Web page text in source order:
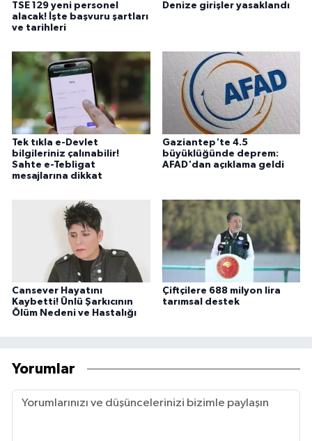
TSE 129 yeni personel
alacak! İşte başvuru şartları
ve tarihleri
Denize girişler yasaklandı
Tek tıkla e-Devlet
bilgileriniz çalınabilir!
Sahte e-Tebligat
mesajlarına dikkat
Gaziantep'te 4.5
büyüklüğünde deprem:
AFAD'dan açıklama geldi
Cansever Hayatını
Kaybetti! Ünlü Şarkıcının
Ölüm Nedeni ve Hastalığı
Çiftçilere 688 milyon lira
tarımsal destek
Yorumlar